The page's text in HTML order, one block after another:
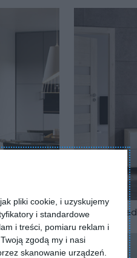
pliki cookie, i uzyskujemy
i standardowe
i treści, pomiaru reklam i
zgodą my i nasi
skanowanie urządzeń.
Dodaj do ulubionych
Klasyczna